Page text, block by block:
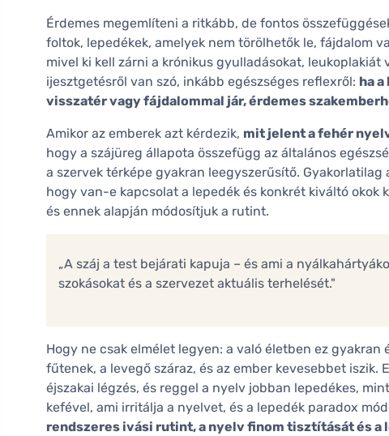
Érdemes megemlíteni a ritkább, de fontos
foltok, lepedékek, amelyek nem törölhetők le, fájdalom
mivel ki kell zárni a krónikus gyulladásokat,
ijesztgetésről van szó, inkább egészséges reflexről: ha
visszatér vagy fájdalommal jár, érdemes
Amikor az emberek azt kérdezik, mit jelent a fehér
hogy a szájüreg állapota összefügg az általános
a szervek térképe gyakran leegyszerűsítő.
hogy van-e kapcsolat a lepedék és konkrét kiváltó okok
és ennek alapján módosítjuk a rutint.
„A száj a test bejárati kapuja – és ami a
szokásokat és a szervezet aktuális terhelését."
Hogy ne csak elmélet legyen: a való életben ez
fűtenek, a levegő száraz, és az ember kevesebbet
éjszakai légzés, és reggel a nyelv jobban lepedékes,
kefével, ami irritálja a nyelvet, és a lepedék paradox
rendszeres ivási rutint, a nyelv finom tisztítását és a